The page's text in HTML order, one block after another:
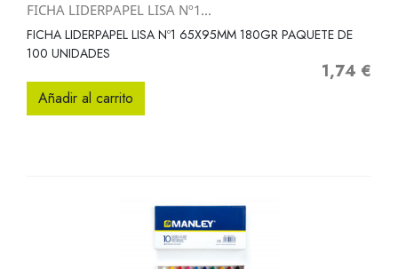
FICHA LIDERPAPEL LISA Nº1...
FICHA LIDERPAPEL LISA Nº1 65X95MM 180GR PAQUETE DE
100 UNIDADES
Precio
1,74 €
Añadir al carrito